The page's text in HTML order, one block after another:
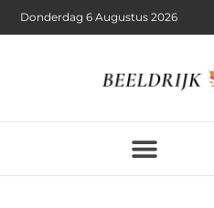
Donderdag 6 Augustus 2026